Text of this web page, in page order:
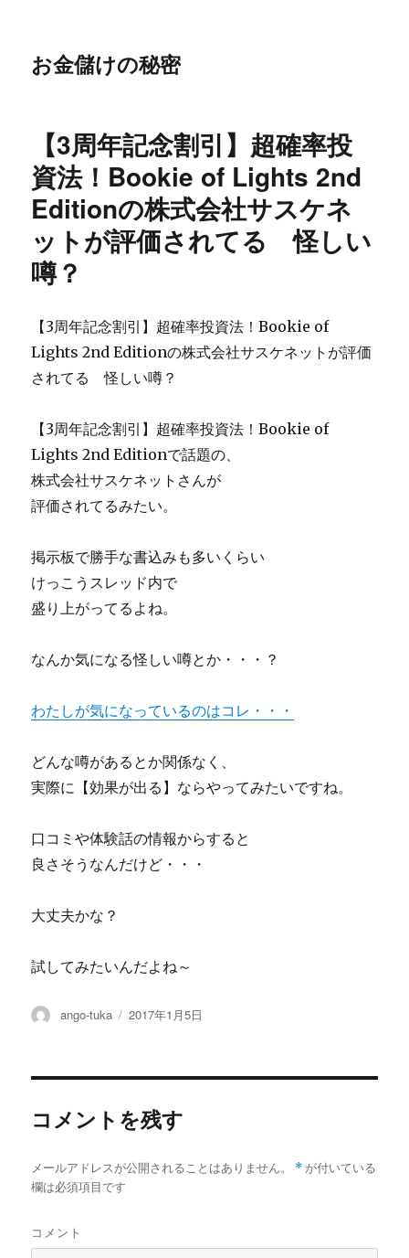
お金儲けの秘密
【3周年記念割引】超確率投
資法！Bookie of Lights 2nd
Editionの株式会社サスケネ
ットが評価されてる 怪しい
噂？
【3周年記念割引】超確率投資法！Bookie of
Lights 2nd Editionの株式会社サスケネットが評価
されてる 怪しい噂？
【3周年記念割引】超確率投資法！Bookie of
Lights 2nd Editionで話題の、
株式会社サスケネットさんが
評価されてるみたい。
掲示板で勝手な書込みも多いくらい
けっこうスレッド内で
盛り上がってるよね。
なんか気になる怪しい噂とか・・・？
わたしが気になっているのはコレ・・・
どんな噂があるとか関係なく、
実際に【効果が出る】ならやってみたいですね。
口コミや体験話の情報からすると
良さそうなんだけど・・・
大丈夫かな？
試してみたいんだよね～
投
ango-tuka
投
2017年1月5日
コメントを残す
メールアドレスが公開されることはありません。 * が付いている
欄は必須項目です
コメント